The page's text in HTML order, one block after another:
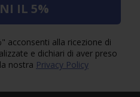
IL 5%
acconsenti alla ricezione di
e dichiari di aver preso
nostra Privacy Policy